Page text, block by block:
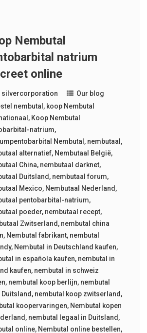
Nembutal
natrium
online
silvercorporation
Our blog
nembutal, koop Nembutal
, Koop Nembutal
natrium,
Nembutal, nembutaal,
alternatief, Nembutaal België,
China, nembutaal darknet,
Duitsland, nembutaal forum,
Mexico, Nembutaal Nederland,
pentobarbital-natrium,
poeder, nembutaal recept,
Zwitserland, nembutal china
, Nembutal fabrikant, nembutal
, Nembutal in Deutschland kaufen,
in española kaufen, nembutal in
kaufen, nembutal in schweiz
, nembutal koop berlijn, nembutal
Duitsland, nembutal koop zwitserland,
koopervaringen, Nembutal kopen
, nembutal legaal in Duitsland,
online, Nembutal online bestellen,